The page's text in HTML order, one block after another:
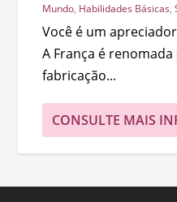
Mundo, Habilidades Básicas,
Você é um
A França é
fabricação...
CONSULTE MAIS